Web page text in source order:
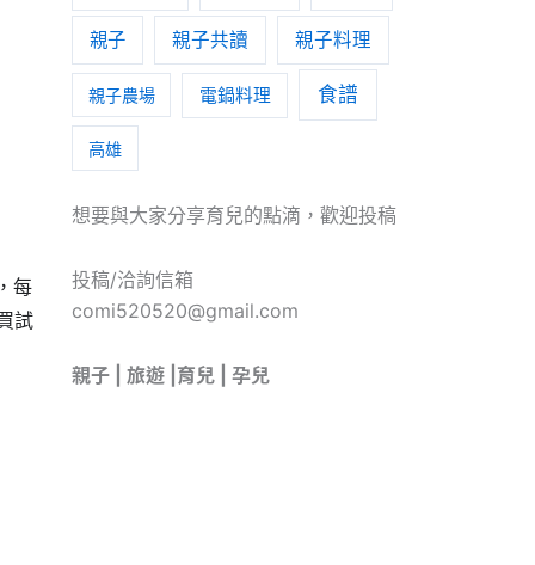
每
試
親子 親子共讀 親子料理
親子農場 電鍋料理 食譜
高雄
想要與大家分享育兒的點滴，歡迎投稿
投稿/洽詢信箱
comi520520@gmail.com
親子 | 旅遊 |育兒 | 孕兒